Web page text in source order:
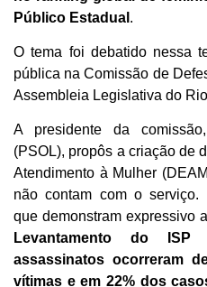
Público Estadual .
O tema foi debatido nessa
pública na Comissão de
Assembleia Legislativa do
A presidente da
(PSOL), propôs a criação de
Atendimento à Mulher
não contam com o serviço.
que demonstram expressivo
Levantamento do
assassinatos ocorreram
vítimas e em 22% dos